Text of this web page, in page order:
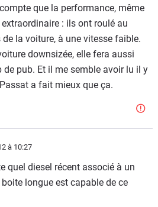
que la performance, même
: ils ont roulé au
la voiture, à une vitesse faible.
downsizée, elle fera aussi
de pub. Et il me semble avoir lu il y
a fait mieux que ça.
à 10:27
quel diesel récent associé à un
longue est capable de ce